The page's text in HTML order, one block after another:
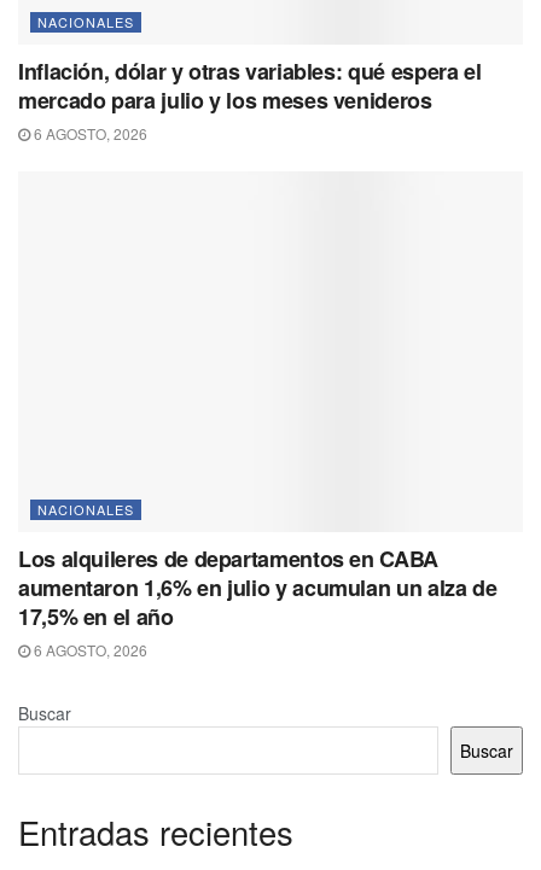
NACIONALES
Inflación, dólar y otras variables: qué espera el
mercado para julio y los meses venideros
6 AGOSTO, 2026
NACIONALES
Los alquileres de departamentos en CABA
aumentaron 1,6% en julio y acumulan un alza de
17,5% en el año
6 AGOSTO, 2026
Buscar
Buscar
Entradas recientes